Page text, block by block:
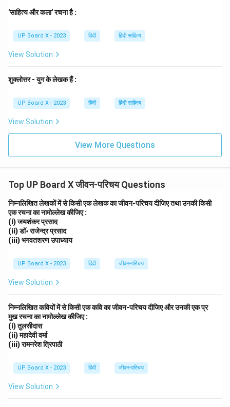
Download Solution in PDF
'साहित्य और कला' रचना है :
UP Board X - 2023 हिंदी हिंदी साहित्य
View Solution
शुक्लोत्तर - युग के लेखक हैं :
UP Board X - 2023 हिंदी हिंदी साहित्य
View Solution
View More Questions
Top UP Board X जीवन-परिचय Questions
निम्नलिखित लेखकों में से किसी एक लेखक का जीवन-परिचय दीजिए तथा उनकी किसी
एक रचना का नामोल्लेख कीजिए :
(i) जयशंकर प्रसाद
(ii) डॉ॰ राजेन्द्र प्रसाद
(iii) भगवतशरण उपाध्याय
UP Board X - 2023 हिंदी जीवन-परिचय
View Solution
निम्नलिखित कवियों में से किसी एक कवि का जीवन-परिचय दीजिए और उनकी एक प्र
मुख रचना का नामोल्लेख कीजिए :
(i) तुलसीदास
(ii) महादेवी वर्मा
(iii) रामनरेश त्रिपाठी
UP Board X - 2023 हिंदी जीवन-परिचय
View Solution